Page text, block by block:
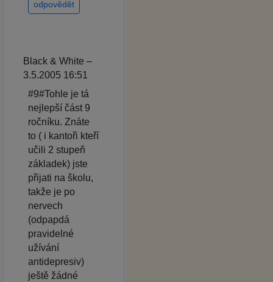
odpovědět
Black & White –
3.5.2005 16:51
#9#Tohle je tá
nejlepší část 9
ročníku. Znáte
to ( i kantoři kteří
učili 2 stupeň
základek) jste
přijati na školu,
takže je po
nervech
(odpapdá
pravidelné
užívání
antidepresiv)
ještě žádné